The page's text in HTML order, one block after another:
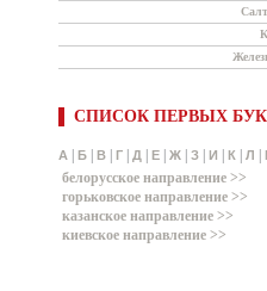
СПИСОК ПЕРВЫХ
А Б В Г Д Е Ж З И К Л
белорусское направление >>
горьковское направление >>
казанское направление >>
киевское направление >>